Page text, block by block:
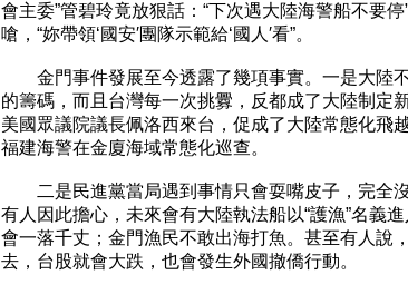
會主委”管碧玲竟放狠話：“下次遇大陸海警船不要
嗆，“妳帶領‘國安′團隊示範給‘國人′看”。
金門事件發展至今透露了幾項事實。一是大陸不
的籌碼，而且台灣每一次挑釁，反都成了大陸制定
美國眾議院議長佩洛西來台，促成了大陸常態化飛
福建海警在金廈海域常態化巡查。
二是民進黨當局遇到事情只會耍嘴皮子，完全沒
有人因此擔心，未來會有大陸執法船以“護漁”名義
會一落千丈；金門漁民不敢出海打魚。甚至有人說
去，台股就會大跌，也會發生外國撤僑行動。